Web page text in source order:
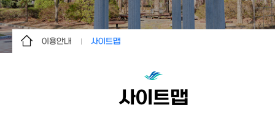
이용안내 사이트맵
사이트맵